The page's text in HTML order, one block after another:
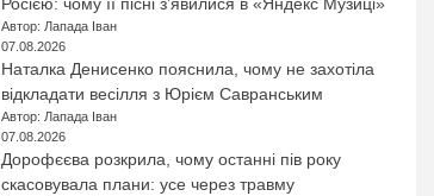
Автор: Лапада Іван
07.08.2026
Наталка Денисенко пояснила, чому не захотіла
відкладати весілля з Юрієм Савранським
Автор: Лапада Іван
07.08.2026
Дорофєєва розкрила, чому останні пів року
скасовувала плани: усе через травму